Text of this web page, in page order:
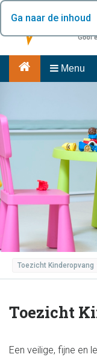
Ga naar de inhoud
Menu
Toezicht Kinderopvang
Toezicht
Een veilige, fijne en